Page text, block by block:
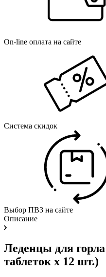
On-line оплата на сайте
Система скидок
Выбор ПВЗ на сайте
Описание
Леденцы для
таблеток x 12 шт.)